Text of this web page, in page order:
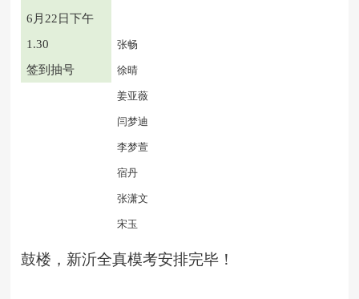
6月22日下午
1.30
张畅
签到抽号 徐晴
姜亚薇
闫梦迪
李梦萱
宿丹
张潇文
宋玉
鼓楼，新沂全真模考安排完毕！